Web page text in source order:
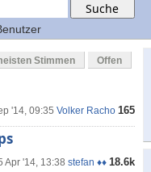
Stimmen Offen
'14, 09:35 Volker Racho 165
Apr '14, 13:38 stefan ♦♦ 18.6k